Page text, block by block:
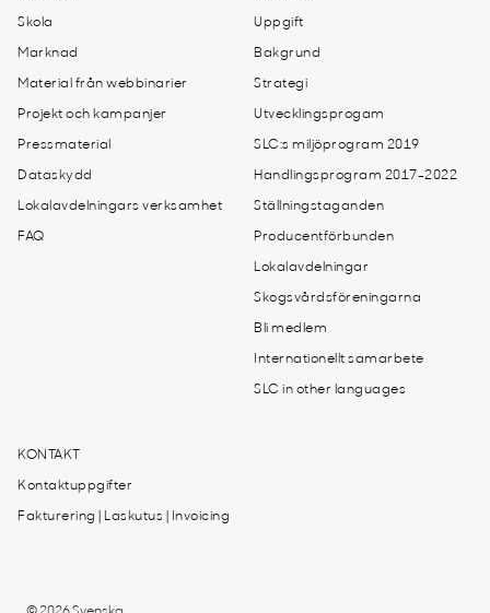
Skola
Marknad
Material från webbinarier
Projekt och kampanjer
Pressmaterial
Dataskydd
Lokalavdelningars verksamhet
FAQ
Uppgift
Bakgrund
Strategi
Utvecklingsprogam
SLC:s miljöprogram 2019
Handlingsprogram 2017-2022
Ställningstaganden
Producentförbunden
Lokalavdelningar
Skogsvårdsföreningarna
Bli medlem
Internationellt samarbete
SLC in other languages
KONTAKT
Kontaktuppgifter
Fakturering | Laskutus | Invoicing